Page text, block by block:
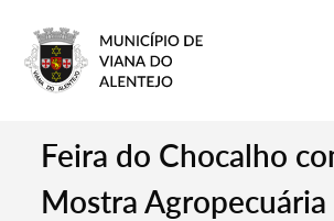
Feira do Chocalho
Mostra Agropecuária